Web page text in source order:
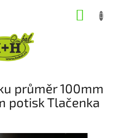
průměr 100mm
potisk Tlačenka